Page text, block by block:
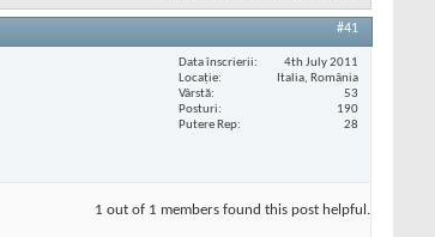
#41
Data înscrierii
4th July 2011
Locaţie
Italia, România
Vârstă
53
Posturi
190
Putere Rep
28
1 out of 1 members found this post helpful.